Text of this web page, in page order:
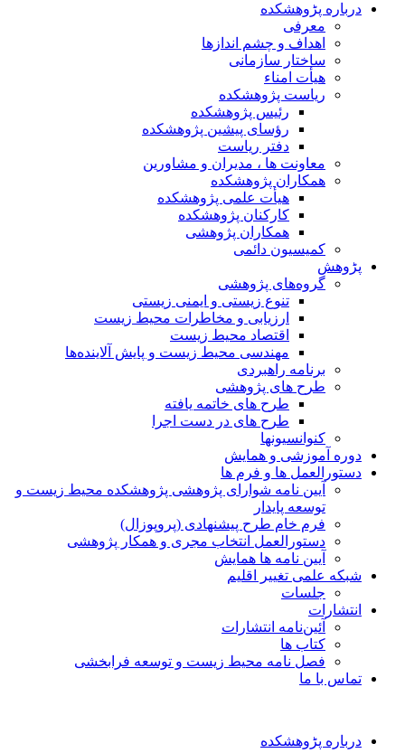
درباره پڑوهشکده
معرفی
اهداف و چشم اندازها
ساختار سازمانی
هیأت امناء
ریاست پژوهشکده
رئیس پژوهشکده
رؤسای پیشین پژوهشکده
دفتر ریاست
معاونت ها ، مدیران و مشاورین
همکاران پژوهشکده
هیأت علمی پژوهشکده
کارکنان پژوهشکده
همکاران پژوهشی
کمیسیون دائمی
پڑوهش
گروه‌های پژوهشی
تنوع زیستی و ایمنی زیستی
ارزیابی و مخاطرات محیط زیست
اقتصاد محیط زیست
مهندسی محیط زیست و پایش آلاینده‌ها
برنامه راهبردی
طرح های پژوهشی
طرح های خاتمه یافته
طرح های در دست اجرا
کنوانسیونها
دوره آموزشی و همایش
دستورالعمل ها و فرم ها
آیین نامه شوارای پژوهشی پژوهشکده محیط زیست و
توسعه پایدار
فرم خام طرح پیشنهادی (پروپوزال)
دستورالعمل انتخاب مجری و همکار پژوهشی
آیین نامه ها همایش
شبکه علمی تغییر اقلیم
جلسات
انتشارات
آئین‌نامه انتشارات
کتاب ها
فصل نامه محیط زیست و توسعه فرابخشی
تماس با ما
درباره پڑوهشکده